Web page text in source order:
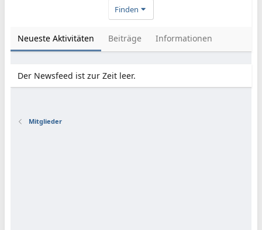
Finden
Neueste Aktivitäten Beiträge Informationen
Der Newsfeed ist zur Zeit leer.
Mitglieder